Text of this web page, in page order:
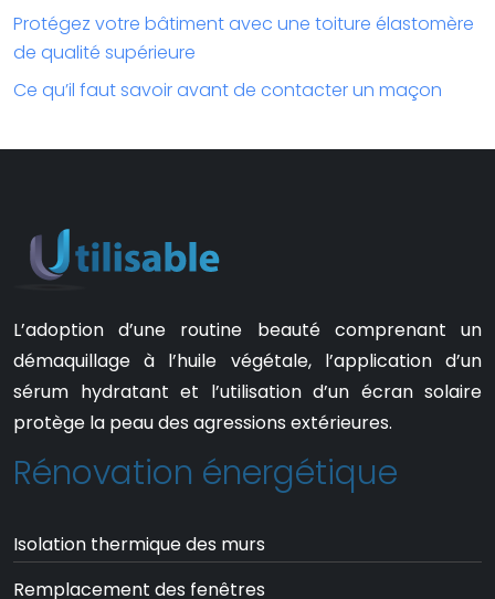
Protégez votre bâtiment avec une toiture élastomère
de qualité supérieure
Ce qu’il faut savoir avant de contacter un maçon
L’adoption d’une routine beauté comprenant un
démaquillage à l’huile végétale, l’application d’un
sérum hydratant et l’utilisation d’un écran solaire
protège la peau des agressions extérieures.
Rénovation énergétique
Isolation thermique des murs
Remplacement des fenêtres